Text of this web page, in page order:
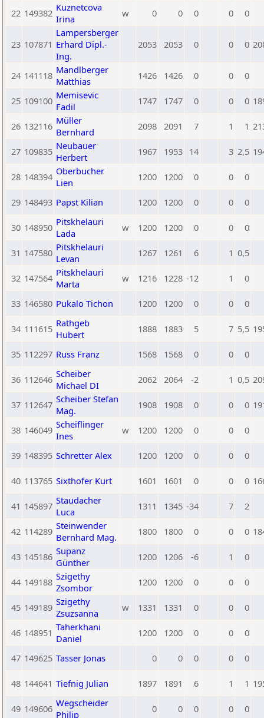
22 149382 Kuznetcova
Irina
w 0 0 0 0 0
23 107871
Lampersberger
Erhard Dipl.-
Ing.
2053 2053 0 0 0
24 141118 Mandlberger
Matthias
1426 1426 0 0 0
25 109100 Memisevic
Fadil
1747 1747 0 0 0
26 132116 Müller
Bernhard
2098 2091 7 1 1
27 109835 Neubauer
Herbert
1967 1953 14 3 2,5
28 148394 Oberbucher
Lien
1200 1200 0 0 0
29 148493 Papst Kilian 1200 1200 0 0 0
30 148950 Pitskhelauri
Lada
w 1200 1200 0 0 0
31 147580 Pitskhelauri
Levan
1267 1261 6 1 0,5
32 147564 Pitskhelauri
Marta
w 1216 1228 -12 1 0
33 146580 Pukalo Tichon 1200 1200 0 0 0
34 111615 Rathgeb
Hubert
1888 1883 5 7 5,5
35 112297 Russ Franz 1568 1568 0 0 0
36 112646 Scheiber
Michael DI
2062 2064 -2 1 0,5
37 112647 Scheiber Stefan
Mag.
1908 1908 0 0 0
38 146049 Scheiflinger
Ines
w 1200 1200 0 0 0
39 148395 Schretter Alex 1200 1200 0 0 0
40 113765 Sixthofer Kurt 1601 1601 0 0 0
41 145897 Staudacher
Luca
1311 1345 -34 7 2
42 114289 Steinwender
Bernhard Mag.
1800 1800 0 0 0
43 145186 Supanz
Günther
1200 1206 -6 1 0
44 149188 Szigethy
Zsombor
1200 1200 0 0 0
45 149189 Szigethy
Zsuzsanna
w 1331 1331 0 0 0
46 148951 Taherkhani
Daniel
1200 1200 0 0 0
47 149625 Tasser Jonas 0 0 0 0 0
48 144641 Tiefnig Julian 1897 1891 6 1 1
49 149606 Wegscheider
Philip
0 0 0 0 0